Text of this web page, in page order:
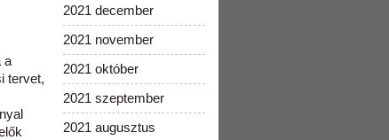
a
tervet,
2021 december
2021 november
2021 október
2021 szeptember
2021 augusztus